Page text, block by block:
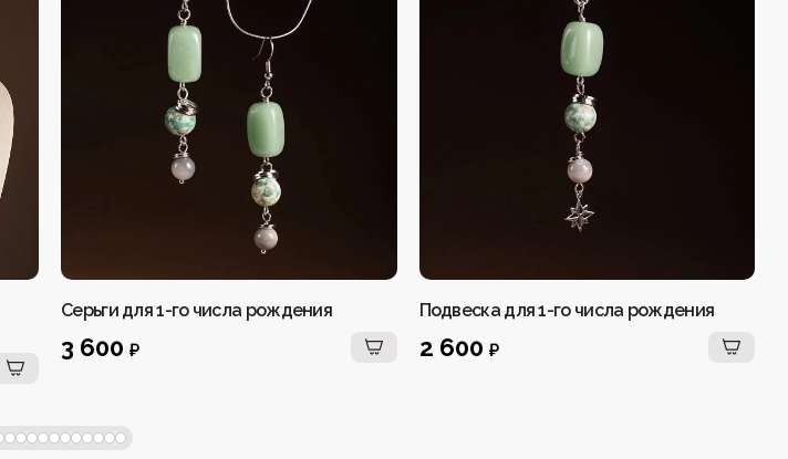
Серьги для 1-го числа рождения
3 600 ₽
Подвеска для 1-го числа рождения
2 600 ₽